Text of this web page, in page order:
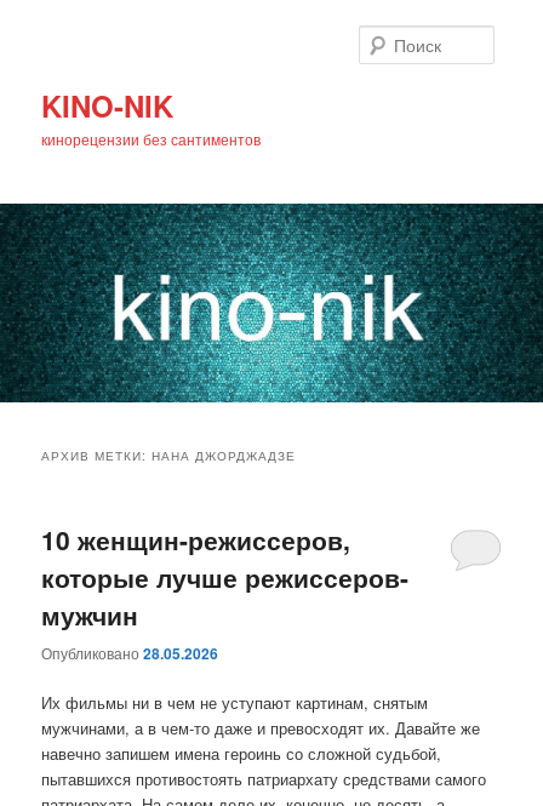
KINO-NIK
кинорецензии без сантиментов
основному
содержимому
дополнительному
содержимому
АРХИВ МЕТКИ:НАНА ДЖОРДЖАДЗЕ
10 женщин-режиссеров,
которые лучше режиссеров-
мужчин
Опубликовано28.05.2026
Их фильмы ни в чем не уступают картинам, снятым
мужчинами, а в чем-то даже и превосходят их. Давайте же
навечно запишем имена героинь со сложной судьбой,
пытавшихся противостоять патриархату средствами самого